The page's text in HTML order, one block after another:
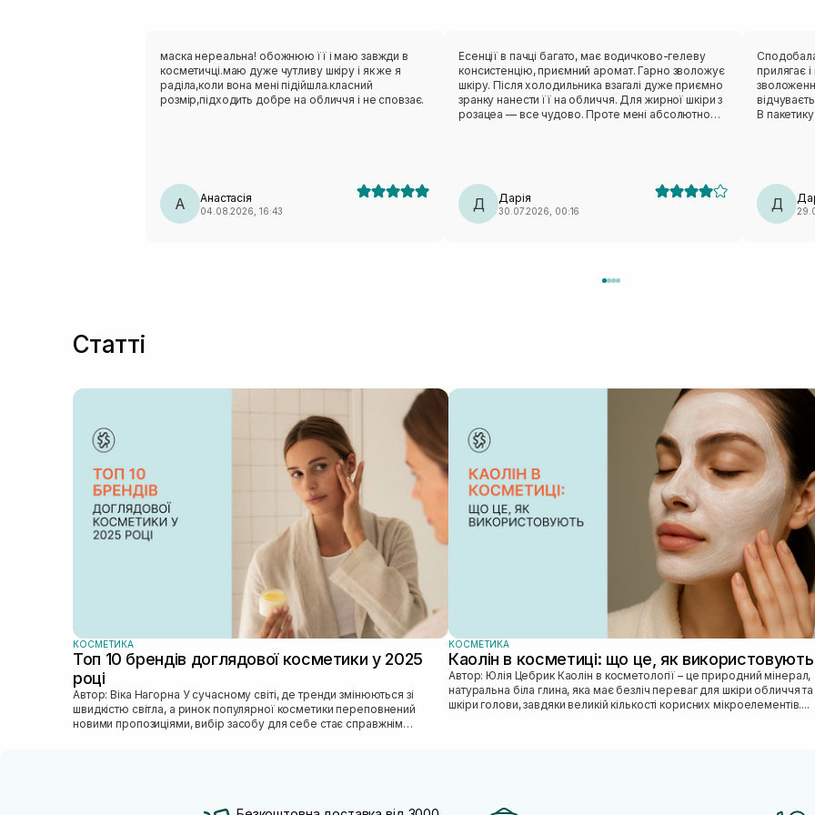
маска нереальна! обожнюю її і маю завжди в
косметичці.маю дуже чутливу шкіру і як же я
раділа,коли вона мені підійшла.класний
розмір,підходить добре на обличчя і не сповзає.
А Анастасія
04.08.2026, 16:43
Есенції в пачці багато, має водичково-гелеву
консистенцію, приємний аромат. Гарно зволожує
шкіру. Після холодильника взагалі дуже приємно
зранку нанести її на обличчя. Для жирної шкіри з
розацеа — все чудово. Проте мені абсолютно
вдруге не повторю (лише через лекало).
Д Дарія
30.07.2026, 00:16
Сподобалася ця
прилягає і
В
класна
Д
Статті
КОСМЕТИКА
Топ 10 брендів доглядової косметики у 2025
році
Автор: Віка Нагорна У сучасному світі, де тренди змінюються зі
швидкістю світла, а ринок популярної косметики переповнений
новими пропозиціями, вибір засобу для себе стає справжнім
КОСМЕТИКА
Каолін в косметиці: що це, як використовують
Автор: Юлія Цебрик Каолін в косметології – це природний мінерал,
натуральна біла глина, яка має безліч переваг для шкіри обличчя та
шкіри голови, завдяки великій кількості корисних мікроелементів....